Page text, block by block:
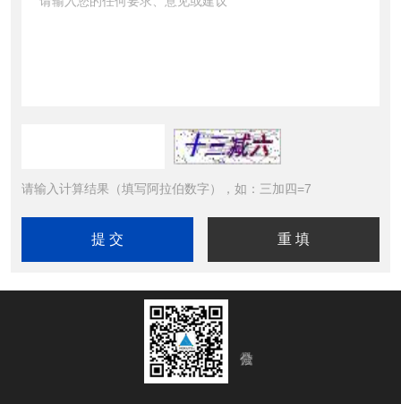
请输入计算结果（填写阿拉伯数字），如：三加四=7